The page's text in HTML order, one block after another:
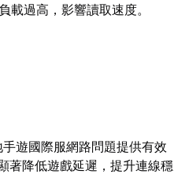
載過高，影響讀取速度。
遊國際服網路問題提供有效
著降低遊戲延遲，提升連線穩